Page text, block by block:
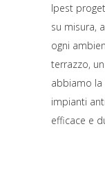
Ipest
su misura,
ogni
terrazzo,
abbiamo la
impianti
efficace e